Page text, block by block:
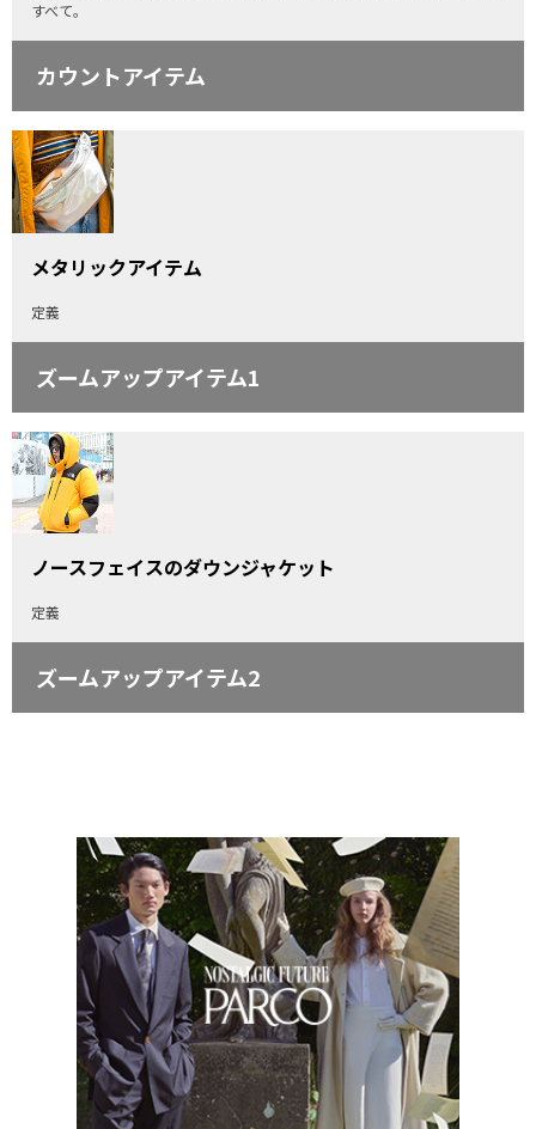
すべて。
カウントアイテム
メタリックアイテム
定義
ズームアップアイテム1
ノースフェイスのダウンジャケット
定義
ズームアップアイテム2